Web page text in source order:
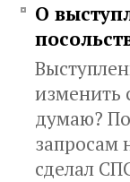
О
изменить
думаю?
запросам
сделал